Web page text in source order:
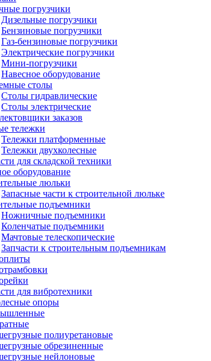
погрузчики
Дизельные погрузчики
Бензиновые погрузчики
Газ-бензиновые погрузчики
Электрические погрузчики
Мини-погрузчики
Навесное оборудование
столы
Столы гидравлические
Столы электрические
заказов
тележки
Тележки платформенные
Тележки двухколесные
для складской техники
оборудование
люльки
Запасные части к строительной люльке
подъемники
Ножничные подъемники
Коленчатые подъемники
Мачтовые телескопические
Запчасти к строительным подъемникам
для вибротехники
опоры
полиуретановые
обрезиненные
нейлоновые